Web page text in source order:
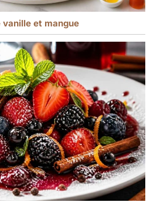
– il obtient sans effort
des résultats de
tamisage fins et améliore
ainsi vos résultats de
cuisson. L'outil idéal pour
une uniformité parfaite.
et mangue